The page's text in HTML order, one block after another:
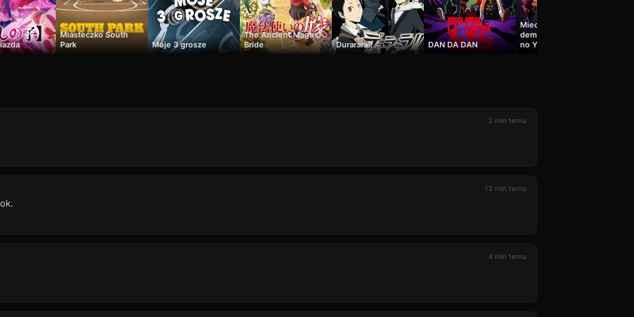
Miasteczko South
Park
Moje 3 grosze
The Ancient Magus'
Bride
Durarara!! DAN DA DAN
Miecz zabójcy
demonów – Kimetsu
no Yaiba
2 min temu
13 min temu
4 min temu